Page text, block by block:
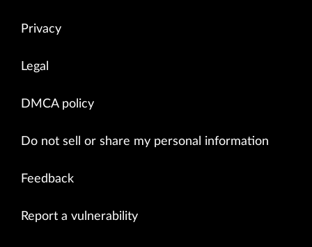
Privacy
Legal
DMCA policy
Do not sell or share my personal information
Feedback
Report a vulnerability